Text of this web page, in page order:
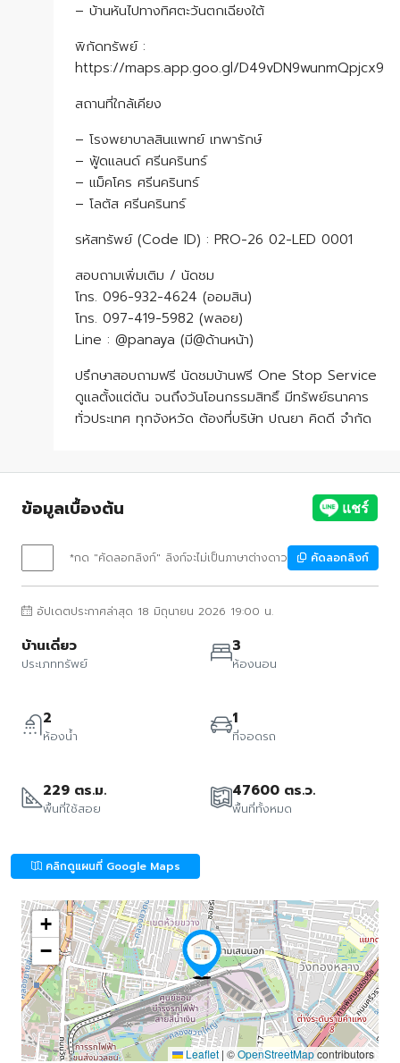
– บ้านหันไปทางทิศตะวันตกเฉียงใต้
พิกัดทรัพย์ :
https://maps.app.goo.gl/D49vDN9wunmQpjcx9
สถานที่ใกล้เคียง
– โรงพยาบาลสินแพทย์ เทพารักษ์
– ฟู้ดแลนด์ ศรีนครินทร์
– แม็คโคร ศรีนครินทร์
– โลตัส ศรีนครินทร์
รหัสทรัพย์ (Code ID) : PRO-26 02-LED 0001
สอบถามเพิ่มเติม / นัดชม
โทร. 096-932-4624 (ออมสิน)
โทร. 097-419-5982 (พลอย)
Line : @panaya (มี@ด้านหน้า)
ปรึกษาสอบถามฟรี นัดชมบ้านฟรี One Stop Service
ดูแลตั้งแต่ต้น จนถึงวันโอนกรรมสิทธิ์ มีทรัพย์ธนาคาร
ทั่วประเทศ ทุกจังหวัด ต้องที่บริษัท ปณยา คิดดี จำกัด
ข้อมูลเบื้องต้น
*กด "คัดลอกลิงก์" ลิงก์จะไม่เป็นภาษาต่างดาว คัดลอกลิงก์
อัปเดตประกาศล่าสุด 18 มิถุนายน 2026 19:00 น.
บ้านเดี่ยว
ประเภททรัพย์
3
ห้องนอน
2
ห้องน้ำ
1
ที่จอดรถ
229 ตร.ม.
พื้นที่ใช้สอย
47600 ตร.ว.
พื้นที่ทั้งหมด
คลิกดูแผนที่ Google Maps
+
−
Leaflet | ©OpenStreetMapcontributors